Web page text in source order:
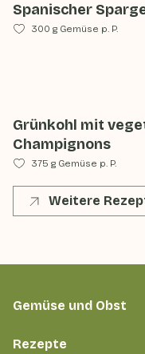
Spanischer
300 g Gemüse p. P.
Grünkohl mit
Champignons
375 g Gemüse p. P.
Weitere
Gemüse und Obst
Rezepte